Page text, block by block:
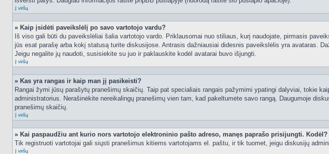
Į viršų
» Kaip įsidėti paveikslėlį po savo vartotojo vardu?
Iš viso gali būti du paveikslėliai šalia vartotojo vardo. Priklausomai nuo stiliaus, kurį naudojate, pirmasis
jūs esat parašę arba kokį statusą turite diskusijose. Antrasis dažniausiai didesnis paveikslėlis yra avataras.
Jeigu negalite jų naudoti, susisiekite su juo ir paklauskite kodėl avatarai buvo išjungti.
Į viršų
» Kas yra rangas ir kaip man jį pasikeisti?
Rangai žymi jūsų parašytų pranešimų skaičių. Taip pat specialiais rangais pažymimi ypatingi dalyviai, tokie
administratorius. Nerašinėkite nereikalingų pranešimų vien tam, kad pakeltumėte savo rangą. Daugumoje
pranešimų skaičių.
Į viršų
» Kai paspaudžiu ant kurio nors vartotojo elektroninio pašto adreso, manęs paprašo prisijungti. Kodėl?
Tik registruoti vartotojai gali siųsti pranešimus kitiems vartotojams el. paštu, ir tik tuomet, jeigu diskusijų
Į viršų